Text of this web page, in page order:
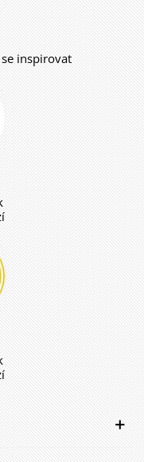
inspirovat